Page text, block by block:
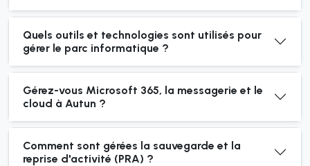
Quels outils et technologies sont utilisés pour
gérer le parc informatique ?
Gérez-vous Microsoft 365, la messagerie et le
cloud à Autun ?
Comment sont gérées la sauvegarde et la
reprise d'activité (PRA) ?